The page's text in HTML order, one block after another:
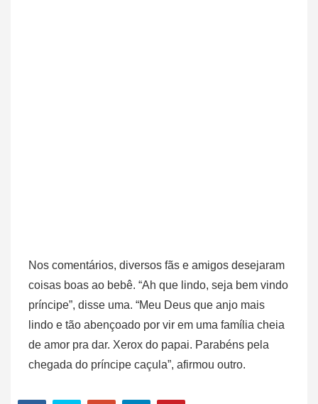
Nos comentários, diversos fãs e amigos desejaram
coisas boas ao bebê. “Ah que lindo, seja bem vindo
príncipe”, disse uma. “Meu Deus que anjo mais
lindo e tão abençoado por vir em uma família cheia
de amor pra dar. Xerox do papai. Parabéns pela
chegada do príncipe caçula”, afirmou outro.